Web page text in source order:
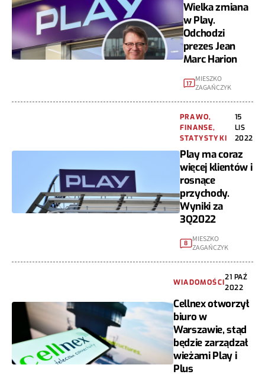
Wielka zmiana
w Play.
Odchodzi
prezes Jean
Marc Harion
17 MIESZKO
ZAGAŃCZYK
PRAWO,
FINANSE,
STATYSTYKI
15
LIS
2022
Play ma coraz
więcej klientów i
rosnące
przychody.
Wyniki za
3Q2022
8
MIESZKO
ZAGAŃCZYK
WIADOMOŚCI
21 PAŹ
2022
Cellnex otworzył
biuro w
Warszawie, stąd
będzie zarządzał
wieżami Play i
Plus